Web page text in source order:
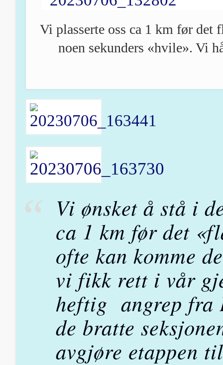
Vi plasserte oss ca 1 km før det
noen sekunders «hvile». Vi
Vi ønsket å stå i
ca 1 km før det
ofte kan komme
vi fikk rett i vår
heftig angrep fra
de bratte
avgjøre etappen